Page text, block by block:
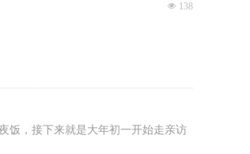
넶 138
饭，接下来就是大年初一开始走亲访